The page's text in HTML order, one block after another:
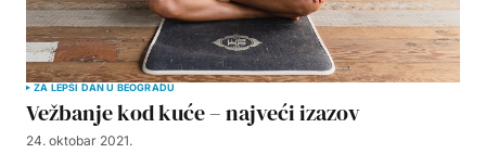
ZA LEPŠI DAN U BEOGRADU
Vežbanje kod kuće – najveći izazov
24. oktobar 2021.